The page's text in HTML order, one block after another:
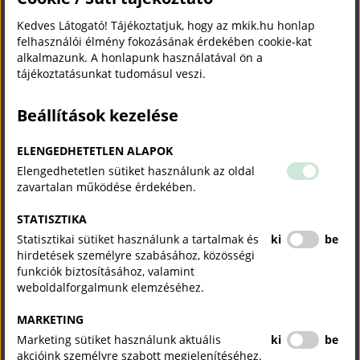
Kedves Látogató! Tájékoztatjuk, hogy az mkik.hu honlap
felhasználói élmény fokozásának érdekében cookie-kat
alkalmazunk. A honlapunk használatával ön a
tájékoztatásunkat tudomásul veszi.
Beállítások kezelése
ELENGEDHETETLEN ALAPOK
Elengedhetetlen sütiket használunk az oldal
zavartalan működése érdekében.
STATISZTIKA
Statisztikai sütiket használunk a tartalmak és
hirdetések személyre szabásához, közösségi
funkciók biztosításához, valamint
weboldalforgalmunk elemzéséhez.
ki be
MARKETING
Marketing sütiket használunk aktuális
akcióink személyre szabott megjelenítéséhez.
ki be